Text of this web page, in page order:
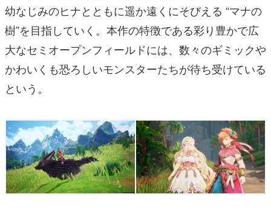
幼なじみのヒナとともに遥か遠くにそびえる “マナの
樹”を目指していく。本作の特徴である彩り豊かで広
大なセミオープンフィールドには、数々のギミックや
かわいくも恐ろしいモンスターたちが待ち受けている
という。